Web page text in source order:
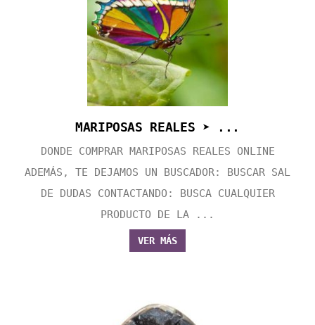
MARIPOSAS REALES ➤ ...
DONDE COMPRAR MARIPOSAS REALES ONLINE
ADEMÁS, TE DEJAMOS UN BUSCADOR: BUSCAR SAL
DE DUDAS CONTACTANDO: BUSCA CUALQUIER
PRODUCTO DE LA ...
VER MÁS